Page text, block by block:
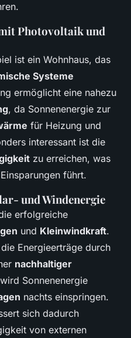
Photovoltaik und
ist ein Wohnhaus, das
Systeme
ermöglicht eine nahezu
, da Sonnenenergie zur
für Heizung und
interessant ist die
zu erreichen, was
führt.
und Windenergie
erfolgreiche
und Kleinwindkraft.
Energieerträge durch
nachhaltiger
Sonnenenergie
nachts einspringen.
sich dadurch
von externen